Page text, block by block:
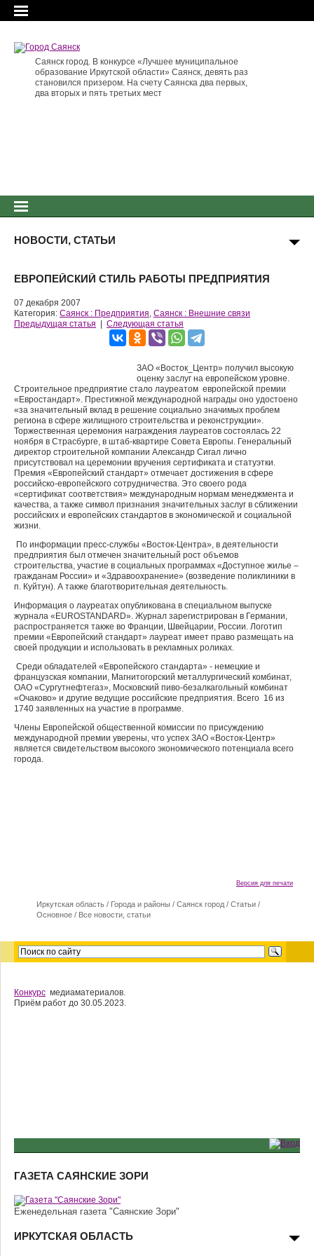
Саянск город. В конкурсе «Лучшее муниципальное
образование Иркутской области» Саянск, девять раз
становился призером. На счету Саянска два первых,
два вторых и пять третьих мест
НОВОСТИ, СТАТЬИ
ЕВРОПЕЙСКИЙ СТИЛЬ РАБОТЫ ПРЕДПРИЯТИЯ
07 декабря 2007
Категория: Саянск : Предприятия, Саянск : Внешние связи
Предыдущая статья
Следующая статья
ЗАО «Восток_Центр» получил высокую
оценку заслуг на европейском уровне.
Строительное предприятие стало лауреатом европейской премии
«Евростандарт». Престижной международной награды оно удостоено
«за значительный вклад в решение социально значимых проблем
региона в сфере жилищного строительства и реконструкции».
Торжественная церемония награждения лауреатов состоялась 22
ноября в Страсбурге, в штаб-квартире Совета Европы. Генеральный
директор строительной компании Александр Сигал лично
присутствовал на церемонии вручения сертификата и статуэтки.
Премия «Европейский стандарт» отмечает достижения в сфере
российско-европейского сотрудничества. Это своего рода
«сертификат соответствия» международным нормам менеджмента и
качества, а также символ признания значительных заслуг в сближении
российских и европейских стандартов в экономической и социальной
жизни.
По информации пресс-службы «Восток-Центра», в деятельности
предприятия был отмечен значительный рост объемов
строительства, участие в социальных программах «Доступное жилье –
гражданам России» и «Здравоохранение» (возведение поликлиники в
п. Куйтун). А также благотворительная деятельность.
Информация о лауреатах опубликована в специальном выпуске
журнала «EUROSTANDARD». Журнал зарегистрирован в Германии,
распространяется также во Франции, Швейцарии, России. Логотип
премии «Европейский стандарт» лауреат имеет право размещать на
своей продукции и использовать в рекламных роликах.
Среди обладателей «Европейского стандарта» - немецкие и
французская компании, Магнитогорский металлургический комбинат,
ОАО «Сургутнефтегаз», Московский пиво-безалкагольный комбинат
«Очаково» и другие ведущие российские предприятия. Всего 16 из
1740 заявленных на участие в программе.
Члены Европейской общественной комиссии по присуждению
международной премии уверены, что успех ЗАО «Восток-Центр»
является свидетельством высокого экономического потенциала всего
города.
Версия для печати
Иркутская область / Города и районы / Саянск город / Cтатьи /
Основное / Все новости, статьи
Конкурс медиаматериалов.
Приём работ до 30.05.2023.
ГАЗЕТА САЯНСКИЕ ЗОРИ
Еженедельная газета "Саянские Зори"
ИРКУТСКАЯ ОБЛАСТЬ